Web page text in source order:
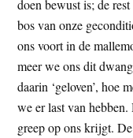
doen bewust is; de
bos van onze
ons voort in de
meer we ons dit
daarin ‘geloven’, hoe
we er last van
greep op ons krijgt.